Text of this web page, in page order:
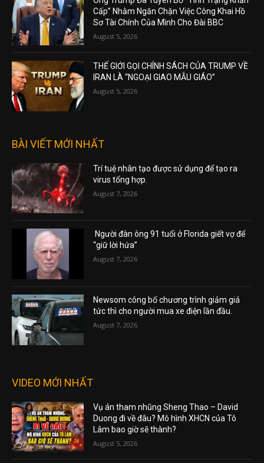
Cấp” Nhằm Ngăn Chặn Việc Công Khai Hồ
Sơ Tài Chính Của Mình Cho Đài BBC
August 5, 2026
THẾ GIỚI GỌI CHÍNH SÁCH CỦA TRUMP VỀ
IRAN LÀ “NGOẠI GIAO MẪU GIÁO”
August 5, 2026
BÀI VIẾT MỚI NHẤT
Trí tuệ nhân tạo được sử dụng để tạo ra
virus tổng hợp.
August 7, 2026
Người đàn ông 91 tuổi ở Florida giết vợ để
“giữ lời hứa”
August 7, 2026
Newsom công bố chương trình giảm giá
tức thì cho người mua xe điện lần đầu.
August 7, 2026
VIDEO MỚI NHẤT
Vụ án tham nhũng Sheng Thao – David
Duong đi về đâu? Mô hình XHCN của Tô
Lâm bao giờ sẽ thành?
August 5, 2026